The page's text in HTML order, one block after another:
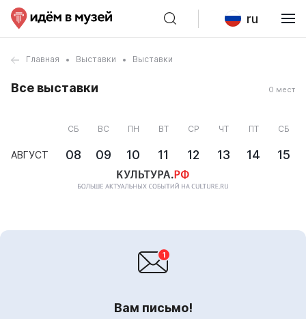
ru
Главная Выставки Выставки
Все выставки 0 мест
АВГУСТ
СБ
08
ВС
09
ПН
10
ВТ
11
СР
12
ЧТ
13
ПТ
14
СБ
15
Вам письмо!